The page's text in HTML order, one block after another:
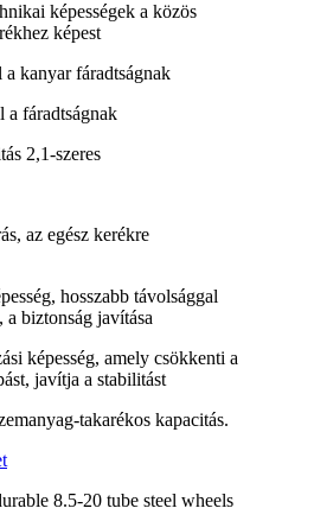
képességek a közös
képest
kanyar fáradtságnak
a fáradtságnak
2,1-szeres
az egész kerékre
hosszabb távolsággal
a biztonság javítása
képesség, amely csökkenti a
javítja a stabilitást
takarékos kapacitás.